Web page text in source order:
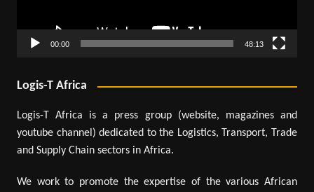
00:00 48:13
Logis-T Africa
Logis-T Africa is a press group (website, magazines and
youtube channel) dedicated to the Logistics, Transport, Trade
and Supply Chain sectors in Africa.
We work to promote the expertise of the various African